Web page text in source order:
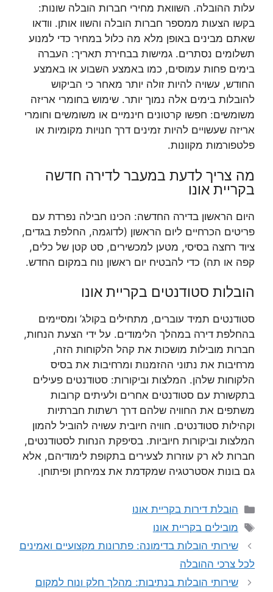
עלות ההובלה. השוואת מחירי חברות הובלה שונות:
בקשו הצעות ממספר חברות הובלה והשוו אותן. וודאו
שאתם מבינים באופן מלא מה כלול במחיר כדי למנוע
תשלומים נסתרים. גמישות בבחירת תאריך: העברה
בימים פחות עמוסים, כמו באמצע השבוע או באמצע
החודש, עשויה להיות זולה יותר מאחר כי הביקוש
להובלות בימים אלה נמוך יותר. שימוש בחומרי אריזה
משומשים: חפשו קרטונים חינמיים או משומשים וחומרי
אריזה שעשויים להיות זמינים דרך חנויות מקומיות או
פלטפורמות מקוונות.
מה צריך לדעת במעבר לדירה חדשה
בקריית אונו
היום הראשון בדירה החדשה: הכינו חבילה נפרדת עם
פריטים הכרחיים ליום הראשון (לדוגמה, החלפת בגדים,
ציוד רחצה בסיסי, מטען למכשירים, סט קטן של כלים,
קפה או תה) כדי להבטיח יום ראשון נוח במקום החדש.
הובלות סטודנטים בקריית אונו
סטודנטים תמיד עוברים, מתחילים בקולג’ ומסיימים
בהחלפת דירה במהלך הלימודים. על ידי הצעת הנחות,
חברות מובילות מושכות את קהל הלקוחות הזה,
מרחיבות את נתוני ההזמנות ומרחיבות את בסיס
הלקוחות שלהן. המלצות וביקורות: סטודנטים פעילים
בתקשורת עם סטודנטים אחרים ולעיתים קרובות
משתפים את החוויה שלהם דרך רשתות חברתיות
וקהילות סטודנטים. חוויה חיובית עשויה להוביל להמון
המלצות וביקורות חיוביות. בסיפקת הנחות לסטודנטים,
חברות לא רק עוזרות לצעירים בתקופת לימודיהם, אלא
גם בונות אסטרטגיה שמקדמת את צמיחתן ופיתוחן.
קטגוריות
הובלת דירות בקריית אונו
תגיות
מובילים בקריית אונו
שירותי הובלות בדימונה: פתרונות מקצועיים ואמינים
לכל צרכי ההובלה
שירותי הובלות בנתיבות: מהלך חלק ונוח למקום